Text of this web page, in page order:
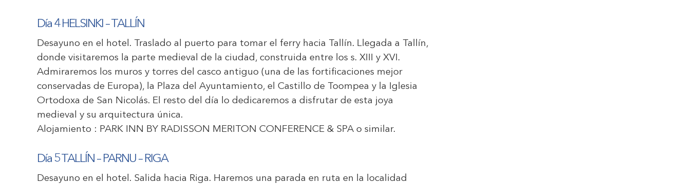
Día 4 HELSINKI – TALLÍN
Desayuno en el hotel. Traslado al puerto para tomar el ferry hacia Tallín. Llegada a Tallín,
donde visitaremos la parte medieval de la ciudad, construida entre los s. XIII y XVI.
Admiraremos los muros y torres del casco antiguo (una de las fortificaciones mejor
conservadas de Europa), la Plaza del Ayuntamiento, el Castillo de Toompea y la Iglesia
Ortodoxa de San Nicolás. El resto del día lo dedicaremos a disfrutar de esta joya
medieval y su arquitectura única.
Alojamiento : PARK INN BY RADISSON MERITON CONFERENCE & SPA o similar.
Día 5 TALLÍN – PARNU – RIGA
Desayuno en el hotel. Salida hacia Riga. Haremos una parada en ruta en la localidad